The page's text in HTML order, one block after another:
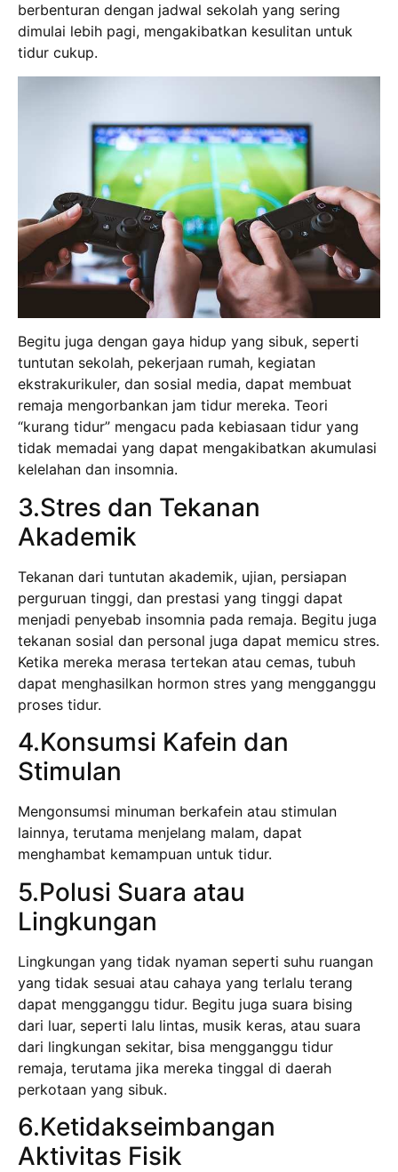
berbenturan dengan jadwal sekolah yang sering
dimulai lebih pagi, mengakibatkan kesulitan untuk
tidur cukup.
Begitu juga dengan gaya hidup yang sibuk, seperti
tuntutan sekolah, pekerjaan rumah, kegiatan
ekstrakurikuler, dan sosial media, dapat membuat
remaja mengorbankan jam tidur mereka. Teori
“kurang tidur” mengacu pada kebiasaan tidur yang
tidak memadai yang dapat mengakibatkan akumulasi
kelelahan dan insomnia.
3.Stres dan Tekanan
Akademik
Tekanan dari tuntutan akademik, ujian, persiapan
perguruan tinggi, dan prestasi yang tinggi dapat
menjadi penyebab insomnia pada remaja. Begitu juga
tekanan sosial dan personal juga dapat memicu stres.
Ketika mereka merasa tertekan atau cemas, tubuh
dapat menghasilkan hormon stres yang mengganggu
proses tidur.
4.Konsumsi Kafein dan
Stimulan
Mengonsumsi minuman berkafein atau stimulan
lainnya, terutama menjelang malam, dapat
menghambat kemampuan untuk tidur.
5.Polusi Suara atau
Lingkungan
Lingkungan yang tidak nyaman seperti suhu ruangan
yang tidak sesuai atau cahaya yang terlalu terang
dapat mengganggu tidur. Begitu juga suara bising
dari luar, seperti lalu lintas, musik keras, atau suara
dari lingkungan sekitar, bisa mengganggu tidur
remaja, terutama jika mereka tinggal di daerah
perkotaan yang sibuk.
6.Ketidakseimbangan
Aktivitas Fisik